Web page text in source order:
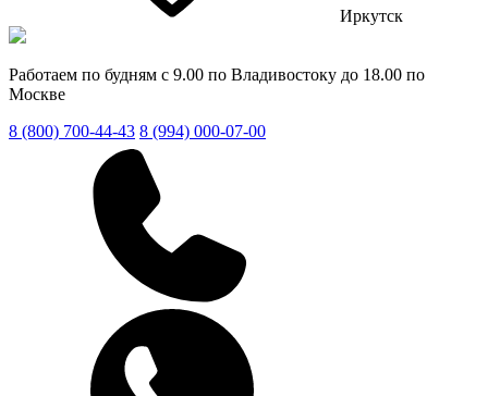
Иркутск
Работаем по будням с 9.00 по Владивостоку до 18.00 по
Москве
8 (800) 700-44-43 8 (994) 000-07-00